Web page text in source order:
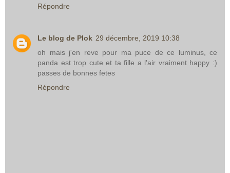
Répondre
Le blog de Plok 29 décembre, 2019 10:38
oh mais j'en reve pour ma puce de ce luminus, ce
panda est trop cute et ta fille a l'air vraiment happy :)
passes de bonnes fetes
Répondre